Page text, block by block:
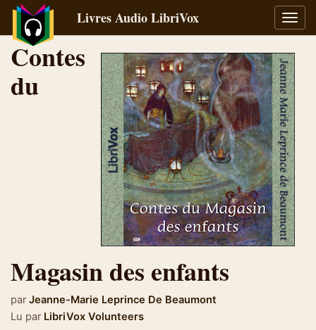
la
Livres Audio LibriVox
Contes
du
Magasin des enfants
par Jeanne-Marie Leprince De Beaumont
Lu par LibriVox Volunteers